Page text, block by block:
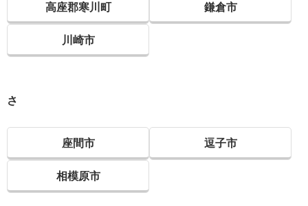
高座郡寒川町 鎌倉市
川崎市
さ
座間市 逗子市
相模原市